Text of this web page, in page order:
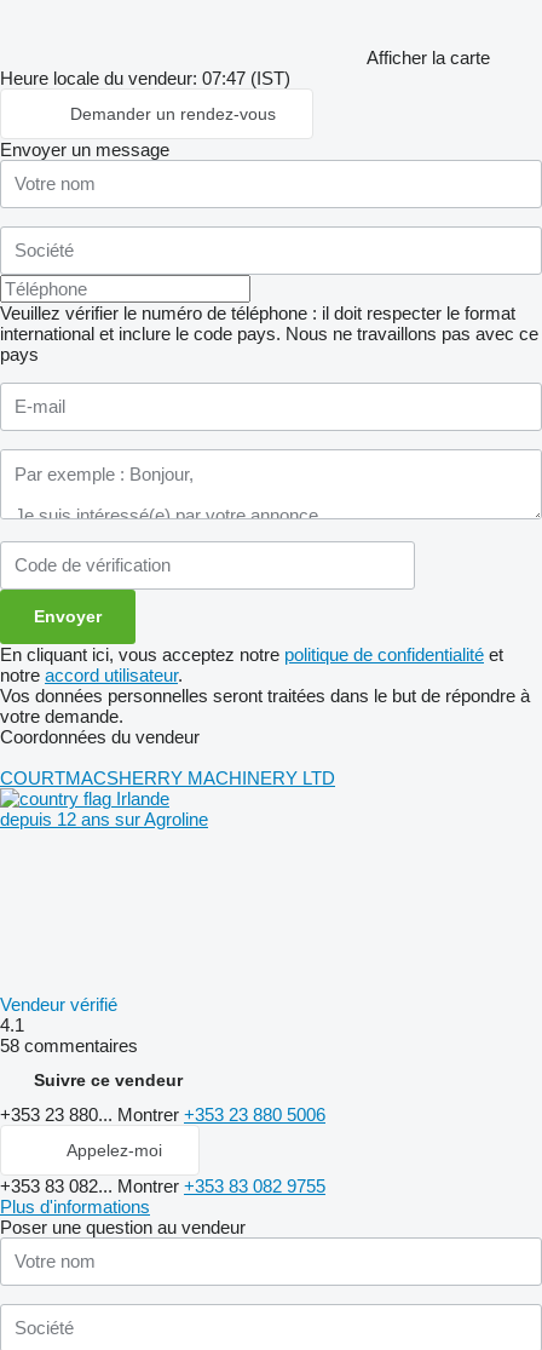
Afficher la carte
Heure locale du vendeur: 07:47 (IST)
Demander un rendez-vous
Envoyer un message
Veuillez vérifier le numéro de téléphone : il doit respecter le format
international et inclure le code pays. Nous ne travaillons pas avec ce
pays
En cliquant ici, vous acceptez notre politique de confidentialité et
notre accord utilisateur.
Vos données personnelles seront traitées dans le but de répondre à
votre demande.
Coordonnées du vendeur
COURTMACSHERRY MACHINERY LTD
Irlande
depuis 12 ans sur Agroline
Vendeur vérifié
4.1
58 commentaires
Suivre ce vendeur
+353 23 880... Montrer +353 23 880 5006
Appelez-moi
+353 83 082... Montrer +353 83 082 9755
Plus d'informations
Poser une question au vendeur